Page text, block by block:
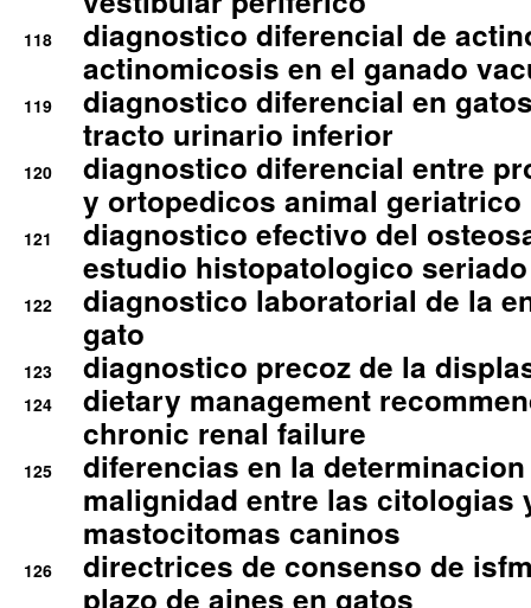
118
diagnostico diferencial de
actinomicosis en el ganado
119
diagnostico diferencial en
tracto urinario inferior
120
diagnostico diferencial entre
y ortopedicos animal geriatrico
121
diagnostico efectivo del
estudio histopatologico seriado
122
diagnostico laboratorial de la
gato
123 diagnostico precoz de la
124
dietary management
chronic renal failure
125
diferencias en la
malignidad entre las citologias
mastocitomas caninos
126
directrices de consenso de
plazo de aines en gatos